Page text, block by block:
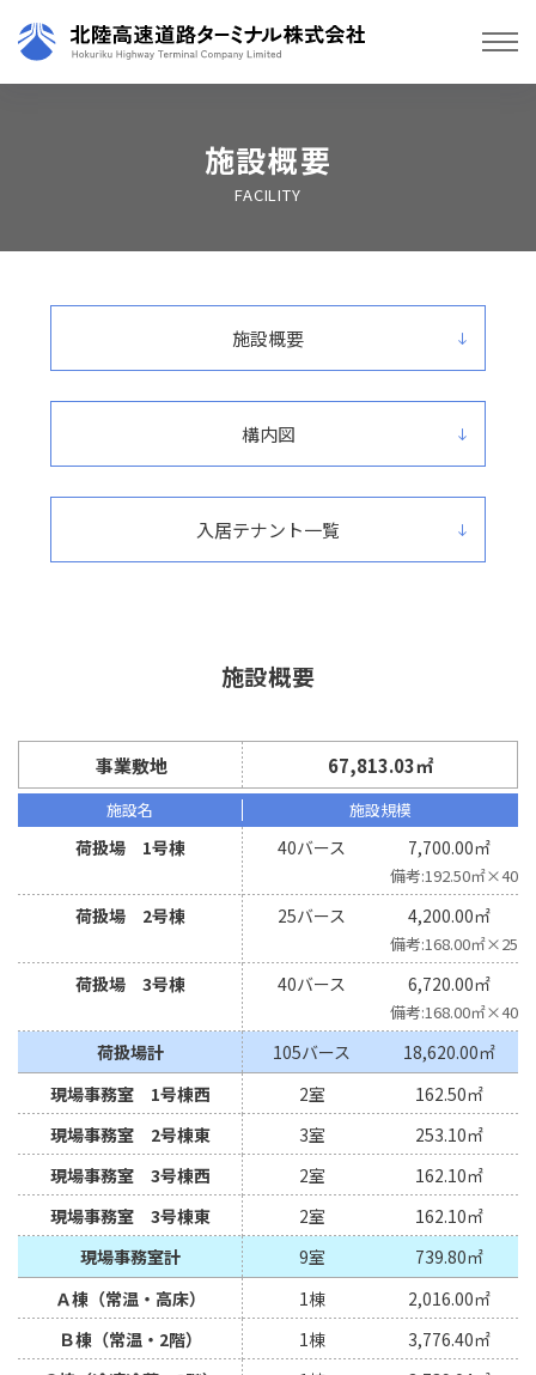
施設概要
FACILITY
施設概要
構内図
入居テナント一覧
施設概要
事業敷地 67,813.03㎡
施設名 施設規模
荷扱場 1号棟 40バース 7,700.00㎡
192.50㎡×40
荷扱場 2号棟 25バース 4,200.00㎡
168.00㎡×25
荷扱場 3号棟 40バース 6,720.00㎡
168.00㎡×40
荷扱場計 105バース
18,620.00㎡
現場事務室 1号棟西
2室
162.50㎡
現場事務室 2号棟東
3室
253.10㎡
現場事務室 3号棟西
2室
162.10㎡
現場事務室 3号棟東
2室
162.10㎡
現場事務室計
9室
739.80㎡
Ａ棟（常温・高床）
1棟
2,016.00㎡
Ｂ棟（常温・2階）
1棟
3,776.40㎡